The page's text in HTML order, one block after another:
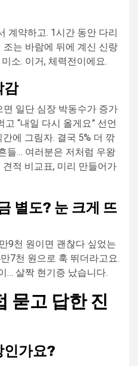
계약하고. 1시간 동안 다리
는 바람에 뒤에 계신 신랑
미소. 이거, 체력전이에요.
감
면 일단 심장 박동수가 증가
“내일 다시 올게요” 선언
에 그림자. 결국 5% 더 깎
들… 여러분은 저처럼 우왕
적 비교표, 미리 만들어가
별도? 눈 크게 뜨
9천 원이면 괜찮다 싶었는
7천 원으로 훅 뛰더라고요.
… 살짝 현기증 났습니다.
묻고 답한 진
인가요?